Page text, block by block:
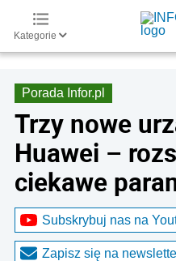
Kategorie
Porada Infor.pl
Trzy nowe
Huawei –
ciekawe
Subskrybuj nas na
Zapisz się na